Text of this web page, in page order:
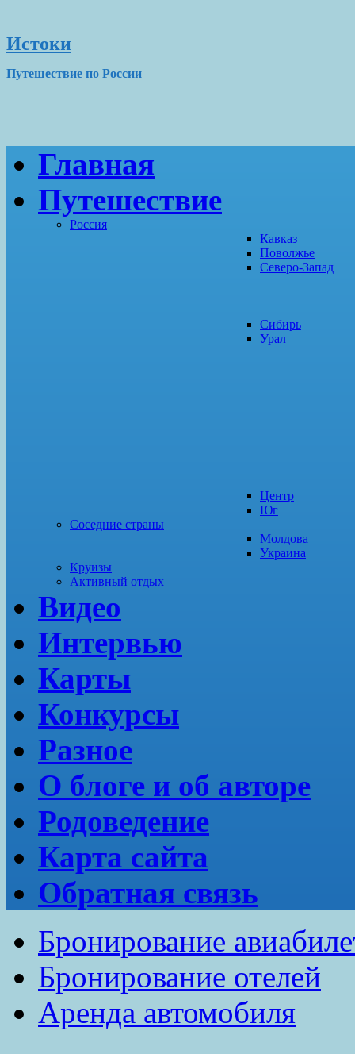
Истоки
Путешествие по России
Главная
Путешествие
Россия
Кавказ
Поволжье
Северо-Запад
Сибирь
Урал
Центр
Юг
Соседние страны
Молдова
Украина
Круизы
Активный отдых
Видео
Интервью
Карты
Конкурсы
Разное
О блоге и об авторе
Родоведение
Карта сайта
Обратная связь
Бронирование
Бронирование отелей
Аренда автомобиля